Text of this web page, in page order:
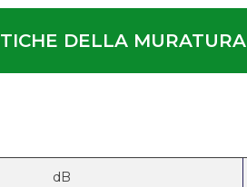
DELLA MURATURA
dB